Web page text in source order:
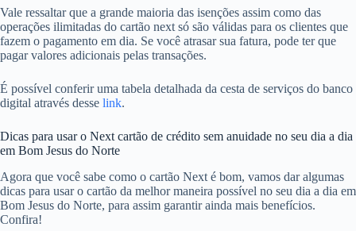
Vale ressaltar que a grande maioria das isenções assim como das
operações ilimitadas do cartão next só são válidas para os clientes que
fazem o pagamento em dia. Se você atrasar sua fatura, pode ter que
pagar valores adicionais pelas transações.
É possível conferir uma tabela detalhada da cesta de serviços do banco
digital através desse link.
Dicas para usar o Next cartão de crédito sem anuidade no seu dia a dia
em Bom Jesus do Norte
Agora que você sabe como o cartão Next é bom, vamos dar algumas
dicas para usar o cartão da melhor maneira possível no seu dia a dia em
Bom Jesus do Norte, para assim garantir ainda mais benefícios.
Confira!